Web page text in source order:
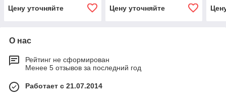
Цену уточняйте
Цену уточняйте
О нас
Рейтинг не сформирован
Менее 5 отзывов за последний год
Работает с 21.07.2014